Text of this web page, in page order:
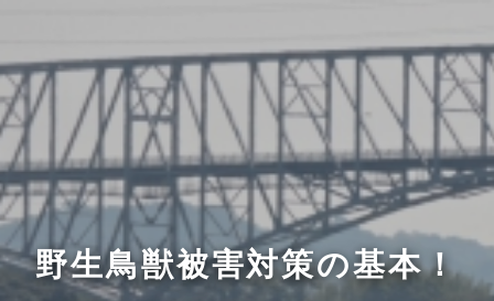
野生鳥獣被害対策の基本！